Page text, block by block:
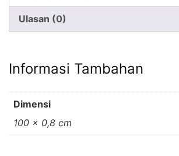
Ulasan (0)
Informasi Tambahan
Dimensi
100 × 0,8 cm